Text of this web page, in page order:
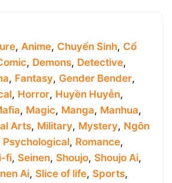
, Anime, Chuyển Sinh, Cổ
, Demons, Detective,
, Fantasy, Gender Bender,
, Horror, Huyền Huyễn,
, Magic, Manga, Manhua,
Arts, Military, Mystery, Ngôn
Psychological, Romance,
fi, Seinen, Shoujo, Shoujo Ai,
Ai, Slice of life, Sports,